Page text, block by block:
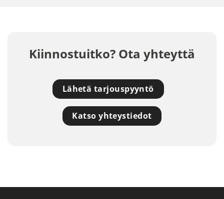
Kiinnostuitko? Ota yhteyttä
Lähetä tarjouspyyntö
Katso yhteystiedot